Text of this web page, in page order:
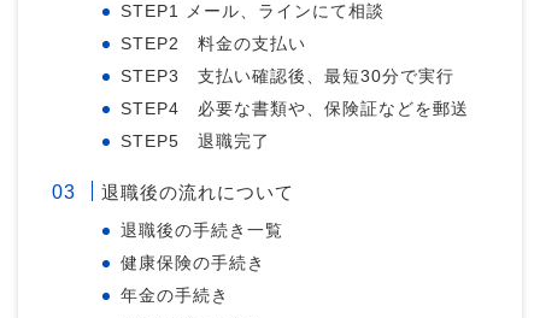
STEP1 メール、ラインにて相談
STEP2 料金の支払い
STEP3 支払い確認後、最短30分で実行
STEP4 必要な書類や、保険証などを郵送
STEP5 退職完了
退職後の流れについて
退職後の手続き一覧
健康保険の手続き
年金の手続き